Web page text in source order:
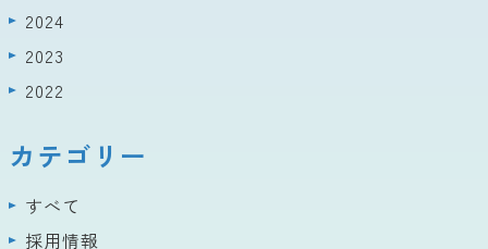
2024
2023
2022
カテゴリー
すべて
採用情報